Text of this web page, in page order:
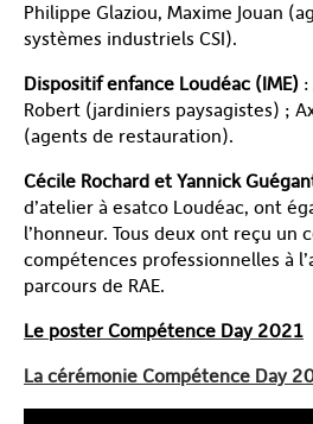
Philippe Glaziou, Maxime Jouan
systèmes industriels CSI).
Dispositif enfance Loudéac (IME)
Robert (jardiniers paysagistes) ;
(agents de restauration).
Cécile Rochard et Yannick
d’atelier à esatco Loudéac, ont
l’honneur. Tous deux ont reçu un
compétences professionnelles à
parcours de RAE.
Le poster Compétence Day 2021
La cérémonie Compétence Day